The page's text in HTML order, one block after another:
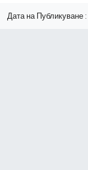
Дата на Публикуване :